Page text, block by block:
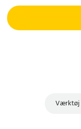
Værktøj